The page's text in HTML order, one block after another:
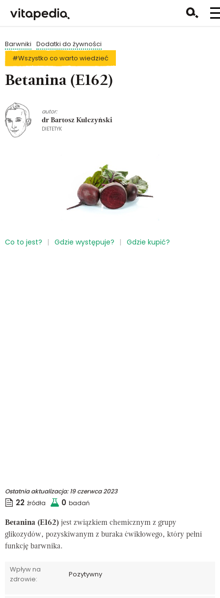
Barwniki Dodatki do żywności
#Wszystko co warto wiedzieć
Betanina (E162)
autor:
dr Bartosz Kulczyński
DIETETYK
Co to jest? Gdzie występuje? Gdzie kupić?
Ostatnia aktualizacja:19 czerwca 2023
22 źródła 0 badań
Betanina (E162) jest związkiem chemicznym z grupy
glikozydów, pozyskiwanym z buraka ćwikłowego, który pełni
funkcję barwnika.
Wpływ na
zdrowie:
Pozytywny